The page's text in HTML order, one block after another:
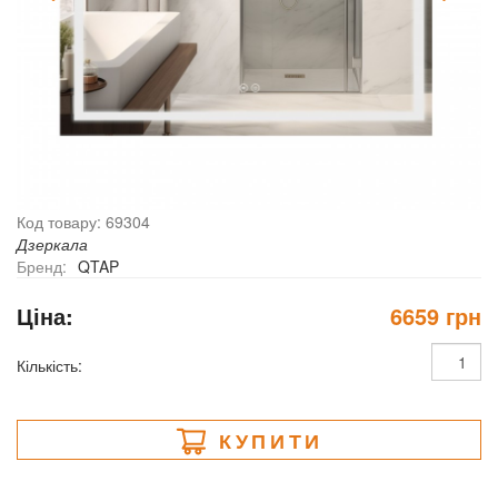
Код товару: 69304
Дзеркала
Бренд: QTAP
Ціна: 6659 грн
Кількість:
КУПИТИ